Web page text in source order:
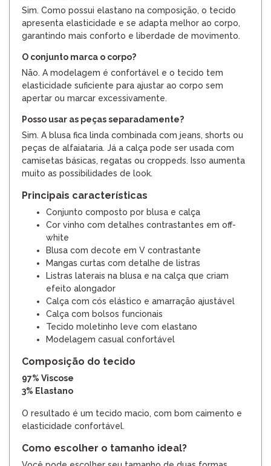
Sim. Como possui elastano na composição, o tecido
apresenta elasticidade e se adapta melhor ao corpo,
garantindo mais conforto e liberdade de movimento.
O conjunto marca o corpo?
Não. A modelagem é confortável e o tecido tem
elasticidade suficiente para ajustar ao corpo sem
apertar ou marcar excessivamente.
Posso usar as peças separadamente?
Sim. A blusa fica linda combinada com jeans, shorts ou
peças de alfaiataria. Já a calça pode ser usada com
camisetas básicas, regatas ou croppeds. Isso aumenta
muito as possibilidades de look.
Principais características
Conjunto composto por blusa e calça
Cor vinho com detalhes contrastantes em off-
white
Blusa com decote em V contrastante
Mangas curtas com detalhe de listras
Listras laterais na blusa e na calça que criam
efeito alongador
Calça com cós elástico e amarração ajustável
Calça com bolsos funcionais
Tecido moletinho leve com elastano
Modelagem casual confortável
Composição do tecido
97% Viscose
3% Elastano
O resultado é um tecido macio, com bom caimento e
elasticidade confortável.
Como escolher o tamanho ideal?